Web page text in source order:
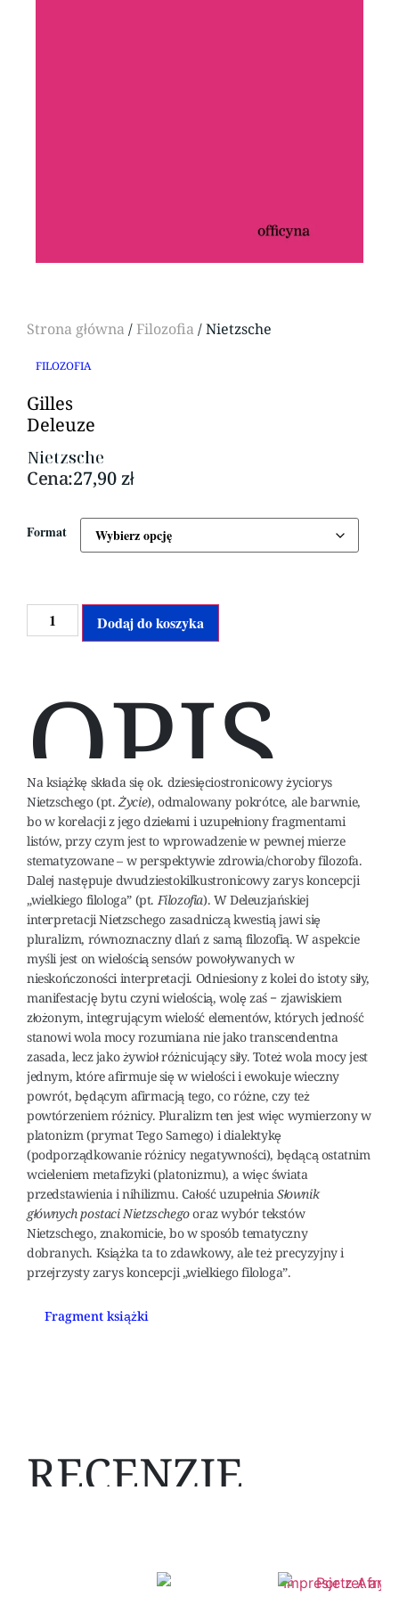
Strona główna /Filozofia / Nietzsche
FILOZOFIA
Gilles
Deleuze
Nietzsche
Cena:27,90zł
Format
Dodaj do koszyka
OPIS
Na książkę składa się ok. dziesięciostronicowy życiorys
Nietzschego (pt.Życie), odmalowany pokrótce, ale barwnie,
bo w korelacji z jego dziełami i uzupełniony fragmentami
listów, przy czym jest to wprowadzenie w pewnej mierze
stematyzowane – w perspektywie zdrowia/choroby filozofa.
Dalej następuje dwudziestokilkustronicowy zarys koncepcji
„wielkiego filologa” (pt.Filozofia). W Deleuzjańskiej
interpretacji Nietzschego zasadniczą kwestią jawi się
pluralizm, równoznaczny dlań z samą filozofią. W aspekcie
myśli jest on wielością sensów powoływanych w
nieskończoności interpretacji. Odniesiony z kolei do istoty siły,
manifestację bytu czyni wielością, wolę zaś − zjawiskiem
złożonym, integrującym wielość elementów, których jedność
stanowi wola mocy rozumiana nie jako transcendentna
zasada, lecz jako żywioł różnicujący siły. Toteż wola mocy jest
jednym, które afirmuje się w wielości i ewokuje wieczny
powrót, będącym afirmacją tego, co różne, czy też
powtórzeniem różnicy. Pluralizm ten jest więc wymierzony w
platonizm (prymat Tego Samego) i dialektykę
(podporządkowanie różnicy negatywności), będącą ostatnim
wcieleniem metafizyki (platonizmu), a więc świata
przedstawienia i nihilizmu. Całość uzupełniaSłownik
głównych postaci Nietzschegooraz wybór tekstów
Nietzschego, znakomicie, bo w sposób tematyczny
dobranych. Książka tato zdawkowy, ale też precyzyjny i
przejrzysty zarys koncepcji „wielkiego filologa”.
Fragment książki
RECENZJE
Mogą Ci się spodobać